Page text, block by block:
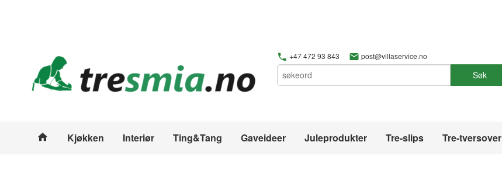
+47 472 93 843 post@villaservice.no
Søk
Produkter
Kjøkken Interiør Ting&Tang Gaveideer Juleprodukter Tre-slips Tre-tversover